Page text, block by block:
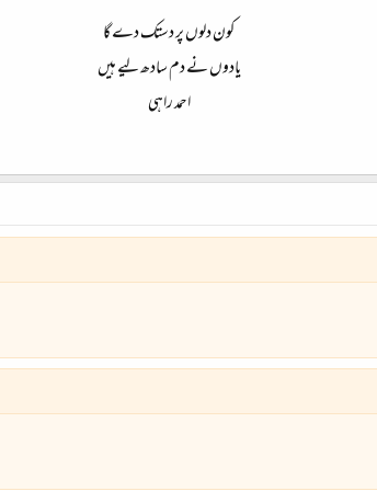
کون دلوں پر دستک دے گا
یادوں نے دم سادھ لیے ہیں
احمد راہی​